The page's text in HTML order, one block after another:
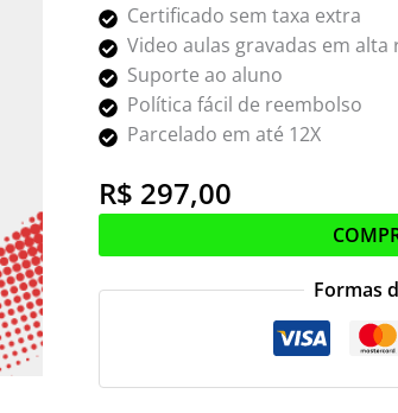
Certificado sem taxa extra
Video aulas gravadas em alta
Suporte ao aluno
Política fácil de reembolso
Parcelado em até 12X
R$ 297,00
Formas